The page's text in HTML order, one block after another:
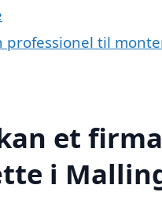
professionel til
et
i